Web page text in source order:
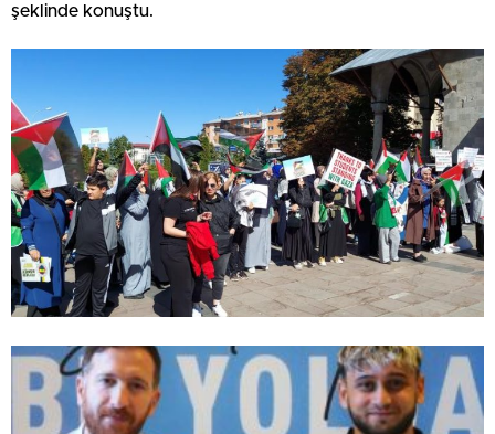
şeklinde konuştu.